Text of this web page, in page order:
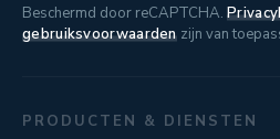
Beschermd door reCAPTCHA.
gebruiksvoorwaardenzijn van
PRODUCTEN & DIENSTEN